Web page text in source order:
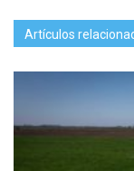
Artículos